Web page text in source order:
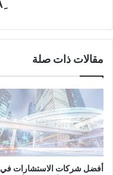
مقالات ذات صلة
أفضل شركات الاستشارات في